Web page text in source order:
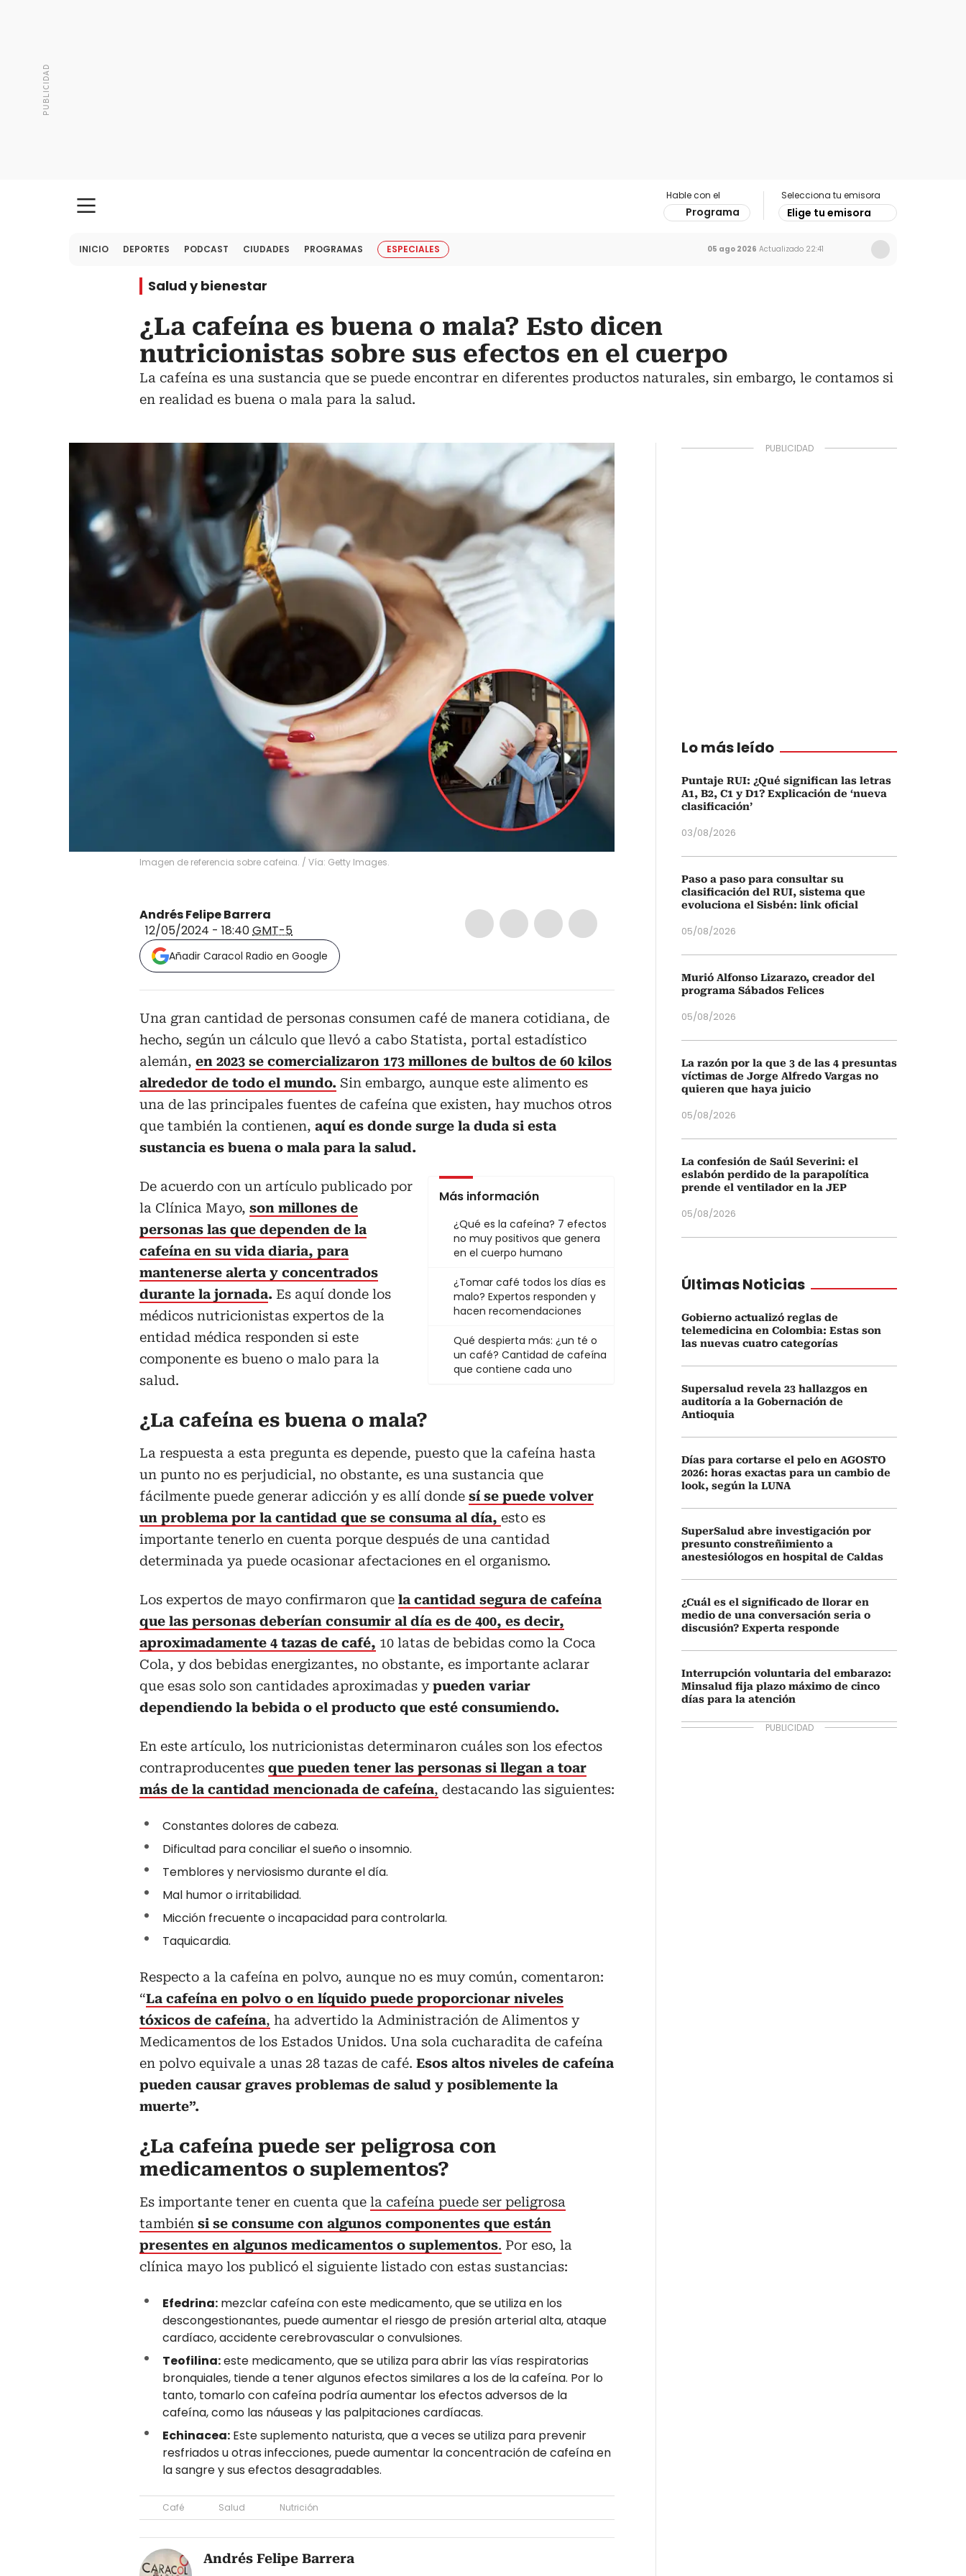
Hable con el
Programa
Selecciona tu emisora
Elige tu emisora
INICIO DEPORTES PODCAST CIUDADES PROGRAMAS ESPECIALES 05 ago 2026 Actualizado 22:41
Salud y bienestar
¿La cafeína es buena o mala? Esto dicen
nutricionistas sobre sus efectos en el cuerpo
La cafeína es una sustancia que se puede encontrar en diferentes productos naturales, sin embargo, le contamos si
en realidad es buena o mala para la salud.
Imagen de referencia sobre cafeina. / Vía: Getty Images.
Andrés Felipe Barrera
12/05/2024 - 18:40GMT-5
Añadir Caracol Radio en Google
Una gran cantidad de personas consumen café de manera cotidiana, de
hecho, según un cálculo que llevó a cabo Statista, portal estadístico
alemán, en 2023 se comercializaron 173 millones de bultos de 60 kilos
alrededor de todo el mundo. Sin embargo, aunque este alimento es
una de las principales fuentes de cafeína que existen, hay muchos otros
que también la contienen, aquí es donde surge la duda si esta
sustancia es buena o mala para la salud.
Más información
¿Qué es la cafeína? 7 efectos
no muy positivos que genera
en el cuerpo humano
¿Tomar café todos los días es
malo? Expertos responden y
hacen recomendaciones
Qué despierta más: ¿un té o
un café? Cantidad de cafeína
que contiene cada uno
De acuerdo con un artículo publicado por
la Clínica Mayo, son millones de
personas las que dependen de la
cafeína en su vida diaria, para
mantenerse alerta y concentrados
durante la jornada. Es aquí donde los
médicos nutricionistas expertos de la
entidad médica responden si este
componente es bueno o malo para la
salud.
¿La cafeína es buena o mala?
La respuesta a esta pregunta es depende, puesto que la cafeína hasta
un punto no es perjudicial, no obstante, es una sustancia que
fácilmente puede generar adicción y es allí donde sí se puede volver
un problema por la cantidad que se consuma al día, esto es
importante tenerlo en cuenta porque después de una cantidad
determinada ya puede ocasionar afectaciones en el organismo.
Los expertos de mayo confirmaron que la cantidad segura de cafeína
que las personas deberían consumir al día es de 400, es decir,
aproximadamente 4 tazas de café, 10 latas de bebidas como la Coca
Cola, y dos bebidas energizantes, no obstante, es importante aclarar
que esas solo son cantidades aproximadas ypueden variar
dependiendo la bebida o el producto que esté consumiendo.
En este artículo, los nutricionistas determinaron cuáles son los efectos
contraproducentes que pueden tener las personas si llegan a toar
más de la cantidad mencionada de cafeína, destacando las siguientes:
Constantes dolores de cabeza.
Dificultad para conciliar el sueño o insomnio.
Temblores y nerviosismo durante el día.
Mal humor o irritabilidad.
Micción frecuente o incapacidad para controlarla.
Taquicardia.
Respecto a la cafeína en polvo, aunque no es muy común, comentaron:
“La cafeína en polvo o en líquido puede proporcionar niveles
tóxicos de cafeína, ha advertido la Administración de Alimentos y
Medicamentos de los Estados Unidos. Una sola cucharadita de cafeína
en polvo equivale a unas 28 tazas de café. Esos altos niveles de cafeína
pueden causar graves problemas de salud y posiblemente la
muerte”.
¿La cafeína puede ser peligrosa con
medicamentos o suplementos?
Es importante tener en cuenta que la cafeína puede ser peligrosa
también si se consume con algunos componentes que están
presentes en algunos medicamentos o suplementos. Por eso, la
clínica mayo los publicó el siguiente listado con estas sustancias:
Efedrina: mezclar cafeína con este medicamento, que se utiliza en los
descongestionantes, puede aumentar el riesgo de presión arterial alta, ataque
cardíaco, accidente cerebrovascular o convulsiones.
Teofilina:este medicamento, que se utiliza para abrir las vías respiratorias
bronquiales, tiende a tener algunos efectos similares a los de la cafeína. Por lo
tanto, tomarlo con cafeína podría aumentar los efectos adversos de la
cafeína, como las náuseas y las palpitaciones cardíacas.
Echinacea: Este suplemento naturista, que a veces se utiliza para prevenir
resfriados u otras infecciones, puede aumentar la concentración de cafeína en
la sangre y sus efectos desagradables.
Café Salud Nutrición
Andrés Felipe Barrera
Lo más leído
Puntaje RUI: ¿Qué significan las letras
A1, B2, C1 y D1? Explicación de ‘nueva
clasificación’
03/08/2026
Paso a paso para consultar su
clasificación del RUI, sistema que
evoluciona el Sisbén: link oficial
05/08/2026
Murió Alfonso Lizarazo, creador del
programa Sábados Felices
05/08/2026
La razón por la que 3 de las 4 presuntas
víctimas de Jorge Alfredo Vargas no
quieren que haya juicio
05/08/2026
La confesión de Saúl Severini: el
eslabón perdido de la parapolítica
prende el ventilador en la JEP
05/08/2026
Últimas Noticias
Gobierno actualizó reglas de
telemedicina en Colombia: Estas son
las nuevas cuatro categorías
Supersalud revela 23 hallazgos en
auditoría a la Gobernación de
Antioquia
Días para cortarse el pelo en AGOSTO
2026: horas exactas para un cambio de
look, según la LUNA
SuperSalud abre investigación por
presunto constreñimiento a
anestesiólogos en hospital de Caldas
¿Cuál es el significado de llorar en
medio de una conversación seria o
discusión? Experta responde
Interrupción voluntaria del embarazo:
Minsalud fija plazo máximo de cinco
días para la atención